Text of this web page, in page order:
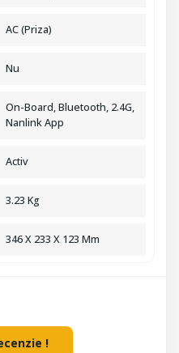
AC (Priza)
Nu
On-Board, Bluetooth, 2.4G,
Nanlink App
Activ
3.23 Kg
346 X 233 X 123 Mm
!